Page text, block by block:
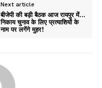
Next article
बीजेपी की बड़ी बैठक आज रायपुर में…
निकाय चुनाव के लिए प्रत्याशियों के
नाम पर लगेंगे मुहर!